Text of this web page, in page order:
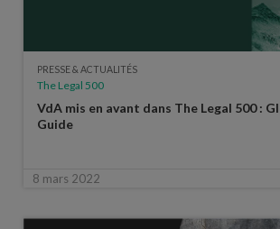
PRESSE & ACTUALITÉS
The Legal 500
VdA mis en avant dans The Legal 500 :
Guide
8 mars 2022